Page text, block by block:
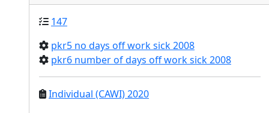
147
pkr5 no days off work sick 2008
pkr6 number of days off work sick 2008
Individual (CAWI) 2020